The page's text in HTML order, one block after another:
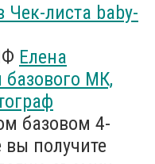
Чек-листа baby-
Елена
МК,
базовом 4-
вы получите